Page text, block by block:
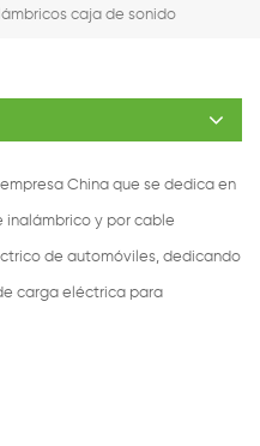
caja de sonido
China que se dedica en
inalámbrico y por cable
de automóviles, dedicando
carga eléctrica para